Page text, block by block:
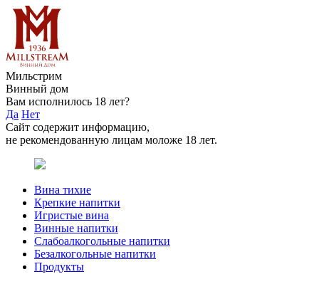
Мильстрим
Винный дом
Вам исполнилось 18 лет?
Да Нет
Сайт содержит информацию,
не рекомендованную лицам моложе 18 лет.
Вина тихие
Крепкие напитки
Игристые вина
Винные напитки
Слабоалкогольные напитки
Безалкогольные напитки
Продукты